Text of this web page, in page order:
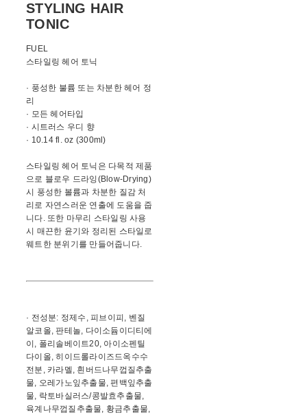
STYLING HAIR
TONIC
FUEL
스타일링 헤어 토닉
· 풍성한 불륨 또는 차분한 헤어 정
리
· 모든 헤어타입
· 시트러스 우디 향
· 10.14 fl. oz (300ml)
스타일링 헤어 토닉은 다목적 제품
으로 블로우 드라잉(Blow-Drying)
시 풍성한 볼륨과 차분한 질감 처
리로 자연스러운 연출에 도움을 줍
니다. 또한 마무리 스타일링 사용
시 매끈한 윤기와 정리된 스타일로
웨트한 분위기를 만들어줍니다.
· 전성분: 정제수, 피브이피, 벤질
알코올, 판테놀, 다이소듐이디티에
이, 폴리솔베이트20, 아이소펜틸
다이올, 히이드롤라이즈드옥수수
전분, 카라멜, 흰버드나무껍질추출
물, 오레가노잎추출물, 편백잎추출
물, 락토바실러스/콩발효추출물,
육계나무껍질추출물, 황금추출물,